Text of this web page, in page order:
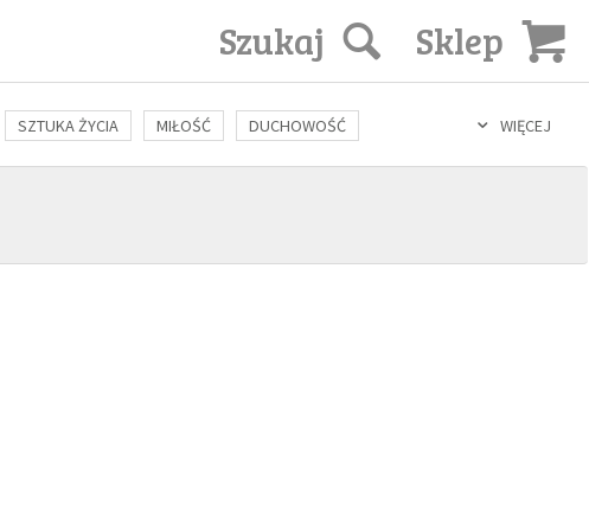
Sklep
Szukaj
WIĘCEJ
SZTUKA ŻYCIA MIŁOŚĆ DUCHOWOŚĆ
FILOZOFIA KULTURA ŚWIĘCI SEKS IN VITRO